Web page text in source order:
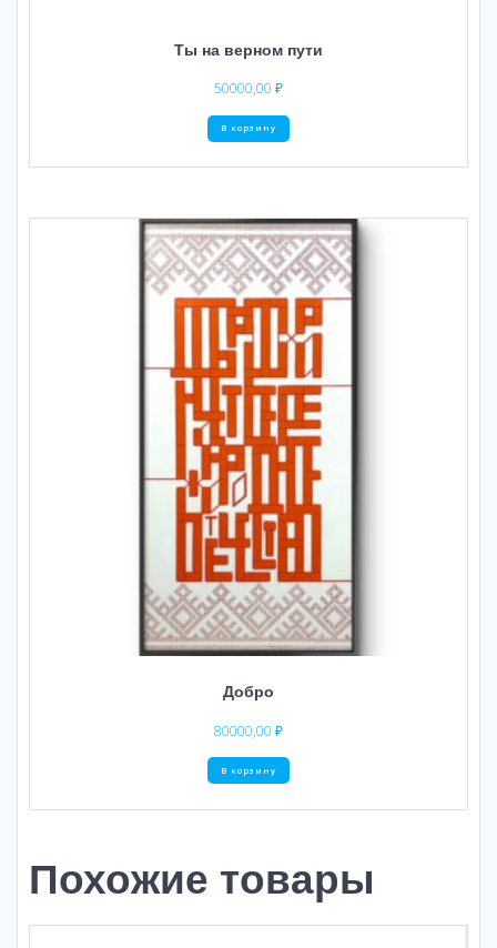
Ты на верном пути
50000,00 ₽
В корзину
Добро
80000,00 ₽
В корзину
Похожие товары